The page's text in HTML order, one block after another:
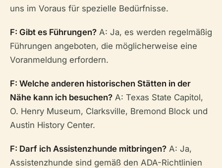
uns im Voraus für spezielle Bedürfnisse.
F: Gibt es Führungen? A: Ja, es werden regelmäßig
Führungen angeboten, die möglicherweise eine
Voranmeldung erfordern.
F: Welche anderen historischen Stätten in der
Nähe kann ich besuchen? A: Texas State Capitol,
O. Henry Museum, Clarksville, Bremond Block und
Austin History Center.
F: Darf ich Assistenzhunde mitbringen? A: Ja,
Assistenzhunde sind gemäß den ADA-Richtlinien